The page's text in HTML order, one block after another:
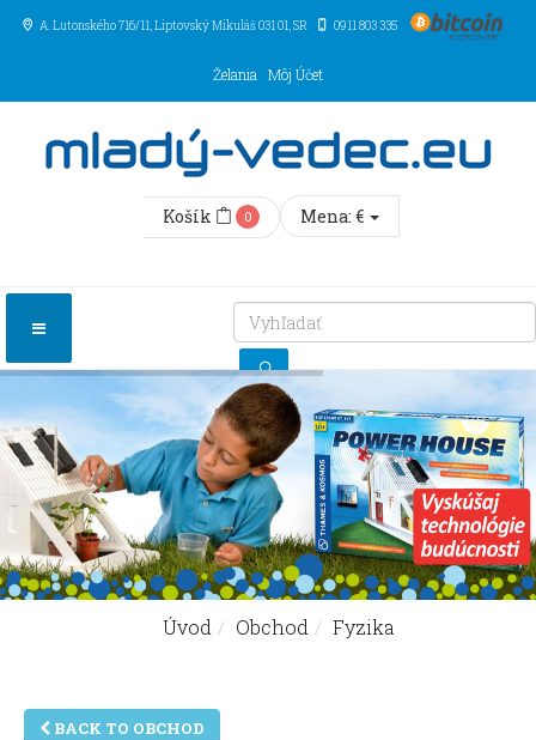
A. Lutonského 716/11, Liptovský Mikuláš031 01,SR 0911 803 335
Želania Môj Účet
Košík 0 Mena: €
Úvod Obchod Fyzika
BACK TO OBCHOD